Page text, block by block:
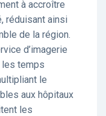
à accroître
réduisant ainsi
de la région.
d’imagerie
les temps
le
aux hôpitaux
les